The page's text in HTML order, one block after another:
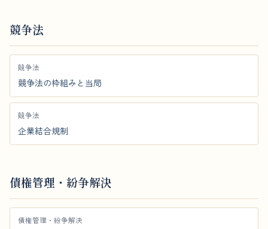
競争法
競争法
競争法の枠組みと当局
競争法
企業結合規制
債権管理・紛争解決
債権管理・紛争解決